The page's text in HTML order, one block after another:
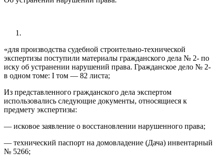
«для производства судебной строительно-технической
экспертизы поступили материалы гражданского дела № 2- по
иску об устранении нарушений права. Гражданское дело № 2-
в одном томе: I том — 82 листа;
Из представленного гражданского дела экспертом
использовались следующие документы, относящиеся к
предмету экспертизы:
— исковое заявление о восстановлении нарушенного права;
— технический паспорт на домовладение (Дача) инвентарный
№ 5266;